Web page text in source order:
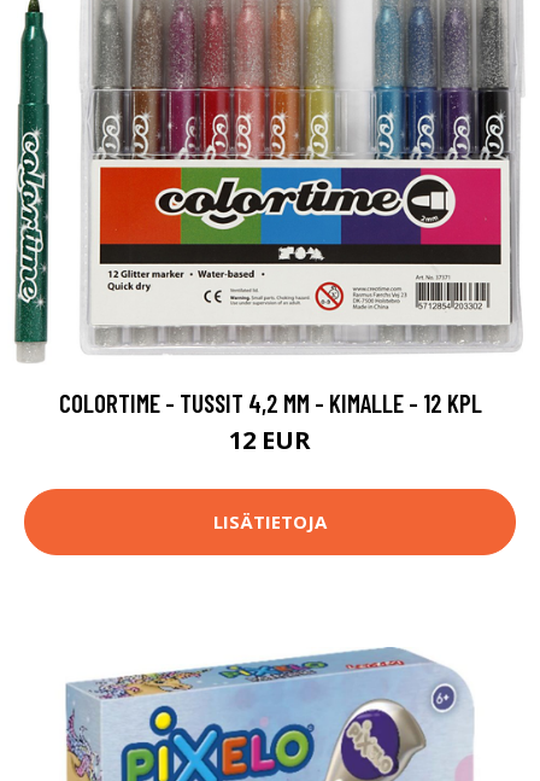
COLORTIME - TUSSIT 4,2 MM - KIMALLE - 12 KPL
12 EUR
LISÄTIETOJA